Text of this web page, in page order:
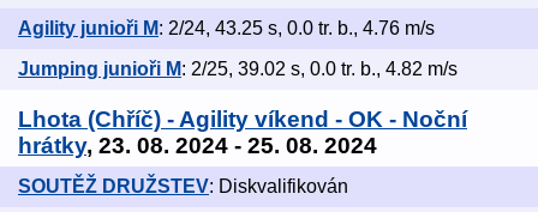
Agility junioři M: 2/24, 43.25 s, 0.0 tr. b., 4.76 m/s
Jumping junioři M: 2/25, 39.02 s, 0.0 tr. b., 4.82 m/s
Lhota (Chříč) - Agility víkend - OK - Noční
hrátky, 23. 08. 2024 - 25. 08. 2024
SOUTĚŽ DRUŽSTEV: Diskvalifikován